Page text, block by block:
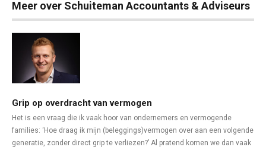
Meer over Schuiteman Accountants & Adviseurs
Grip op overdracht van vermogen
Het is een vraag die ik vaak hoor van ondernemers en vermogende
families: ‘Hoe draag ik mijn (beleggings)vermogen over aan een volgende
generatie, zonder direct grip te verliezen?’ Al pratend komen we dan vaak